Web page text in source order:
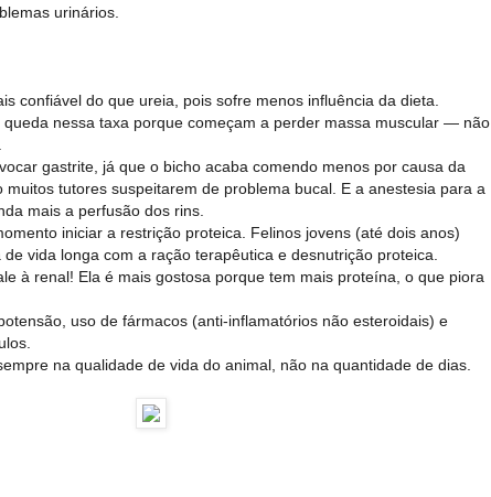
urinários.
confiável do que ureia, pois sofre menos influência da dieta.
nessa taxa porque começam a perder massa muscular ― não
gastrite, já que o bicho acaba comendo menos por causa da
muitos tutores suspeitarem de problema bucal. E a anestesia para a
mais a perfusão dos rins.
iniciar a restrição proteica. Felinos jovens (até dois anos)
vida longa com a ração terapêutica e desnutrição proteica.
à renal! Ela é mais gostosa porque tem mais proteína, o que piora
uso de fármacos (anti-inflamatórios não esteroidais) e
na qualidade de vida do animal, não na quantidade de dias.